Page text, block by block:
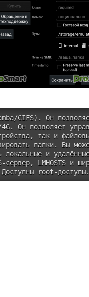
CIFS). Он
Он позволяет
так и
папки. Вы
и
LMHOSTS и
root-доступы.